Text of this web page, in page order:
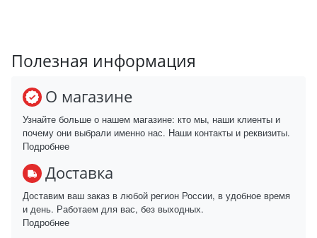
Полезная информация
О магазине
Узнайте больше о нашем магазине: кто мы, наши клиенты и
почему они выбрали именно нас. Наши контакты и реквизиты.
Подробнее
Доставка
Доставим ваш заказ в любой регион России, в удобное время
и день. Работаем для вас, без выходных.
Подробнее